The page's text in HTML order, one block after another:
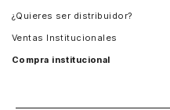
¿Quieres ser distribuidor?
Ventas Institucionales
Compra institucional